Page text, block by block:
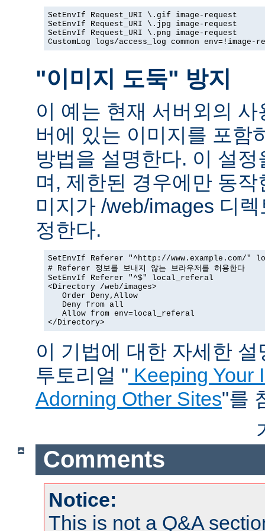
SetEnvIf Request_URI \.gif image-request
SetEnvIf Request_URI \.jpg image-request
SetEnvIf Request_URI \.png image-request
CustomLog logs/access_log common env=!image-
"이미지 도둑" 방지
이 예는 현재 서버외의
버에 있는 이미지를 포함
방법을 설명한다. 이 설
며, 제한된 경우에만 동
미지가 /web/images 디
정한다.
SetEnvIf Referer "^http://www.example.com/"
# Referer 정보를 보내지 않는 브라우저를 허용한다
SetEnvIf Referer "^$" local_referal
<Directory /web/images>
   Order Deny,Allow
   Deny from all
   Allow from env=local_referal
</Directory>
이 기법에 대한 자세한
투토리얼 " Keeping Your
Adorning Other Sites"를
Comments
Notice:
This is not a Q&A